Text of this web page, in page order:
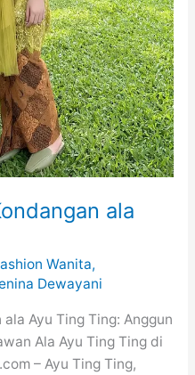
ala
Wanita,
Dewayani
Ayu Ting Ting: Anggun
Ala Ayu Ting Ting di
– Ayu Ting Ting,